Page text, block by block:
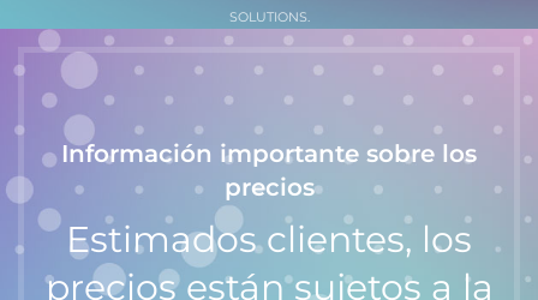
SOLUTIONS.
Información importante sobre los
precios
Estimados clientes, los
precios están sujetos a la